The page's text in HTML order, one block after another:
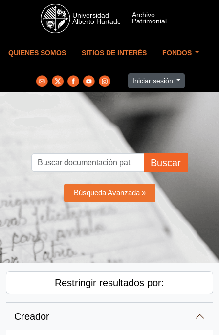
Skip to main content
QUIENES SOMOS SITIOS DE INTERÉS FONDOS
Iniciar sesión
Buscar
Búsqueda Avanzada »
Restringir resultados por:
Creador